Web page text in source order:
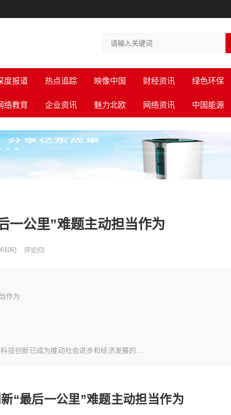
度报道 热点追踪 映像中国 财经资讯 绿色环保
络教育 企业资讯 魅力北欧 网络资讯 中国能源
一公里”难题主动担当作为
评论(0)
作为
创新已成为推动社会进步和经济发展的…
“最后一公里”难题主动担当作为